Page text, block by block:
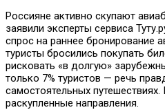
Россияне активно скупают
заявили эксперты сервиса
спрос на раннее бронирование
туристы бросились покупать
рисковать «в долгую»
только 7% туристов — речь
самостоятельных
раскупленные направления.